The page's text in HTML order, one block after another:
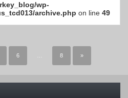
wp-
archive.php on line 49
6 8 »